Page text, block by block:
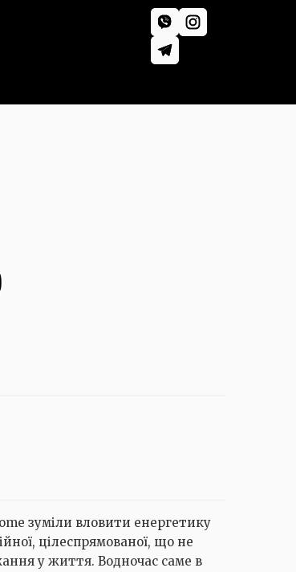
зуміли вловити енергетику
цілеспрямованої, що не
у життя. Водночас саме в